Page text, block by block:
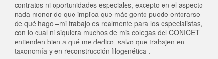
contratos ni oportunidades especiales, excepto en el aspecto
nada menor de que implica que más gente puede enterarse
de qué hago –mi trabajo es realmente para los especialistas,
con lo cual ni siquiera muchos de mis colegas del CONICET
entienden bien a qué me dedico, salvo que trabajen en
taxonomía y en reconstrucción filogenética-.